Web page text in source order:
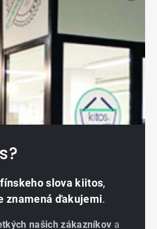
fínskeho slova kiitos,
znamená ďakujemi.
našich zákazníkov a